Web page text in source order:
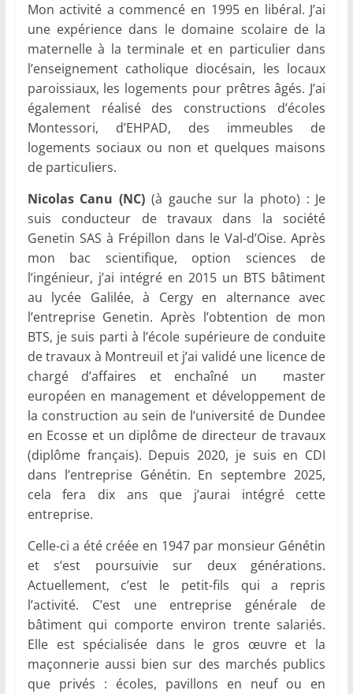
Mon activité a commencé en 1995 en libéral. J’ai
une expérience dans le domaine scolaire de la
maternelle à la terminale et en particulier dans
l’enseignement catholique diocésain, les locaux
paroissiaux, les logements pour prêtres âgés. J’ai
également réalisé des constructions d’écoles
Montessori, d’EHPAD, des immeubles de
logements sociaux ou non et quelques maisons
de particuliers.
Nicolas Canu (NC) (à gauche sur la photo) : Je
suis conducteur de travaux dans la société
Genetin SAS à Frépillon dans le Val-d’Oise. Après
mon bac scientifique, option sciences de
l’ingénieur, j’ai intégré en 2015 un BTS bâtiment
au lycée Galilée, à Cergy en alternance avec
l’entreprise Genetin. Après l’obtention de mon
BTS, je suis parti à l’école supérieure de conduite
de travaux à Montreuil et j’ai validé une licence de
chargé d’affaires et enchaîné un master
européen en management et développement de
la construction au sein de l’université de Dundee
en Ecosse et un diplôme de directeur de travaux
(diplôme français). Depuis 2020, je suis en CDI
dans l’entreprise Génétin. En septembre 2025,
cela fera dix ans que j’aurai intégré cette
entreprise.
Celle-ci a été créée en 1947 par monsieur Génétin
et s’est poursuivie sur deux générations.
Actuellement, c’est le petit-fils qui a repris
l’activité. C’est une entreprise générale de
bâtiment qui comporte environ trente salariés.
Elle est spécialisée dans le gros œuvre et la
maçonnerie aussi bien sur des marchés publics
que privés : écoles, pavillons en neuf ou en